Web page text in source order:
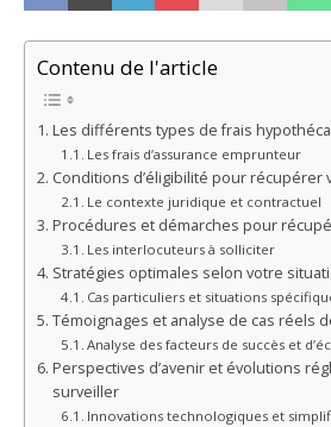
Contenu de l'article
Les différents types de frais
Les frais d’assurance emprunteur
Conditions d’éligibilité pour récupérer
Le contexte juridique et contractuel
Procédures et démarches pour
Les interlocuteurs à solliciter
Stratégies optimales selon votre
Cas particuliers et situations
Témoignages et analyse de cas réels
Analyse des facteurs de succès et
Perspectives d’avenir et évolutions
surveiller
Innovations technologiques et